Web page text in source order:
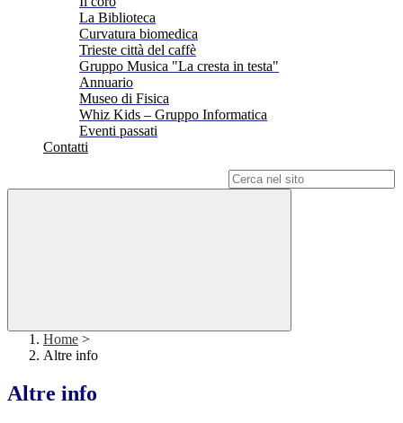
La Biblioteca
Curvatura biomedica
Trieste città del caffè
Gruppo Musica "La cresta in testa"
Annuario
Museo di Fisica
Whiz Kids – Gruppo Informatica
Eventi passati
Contatti
Home >
Altre info
Altre info